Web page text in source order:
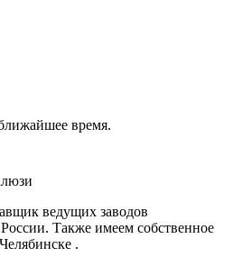
время.
ведущих заводов
Также имеем собственное
.